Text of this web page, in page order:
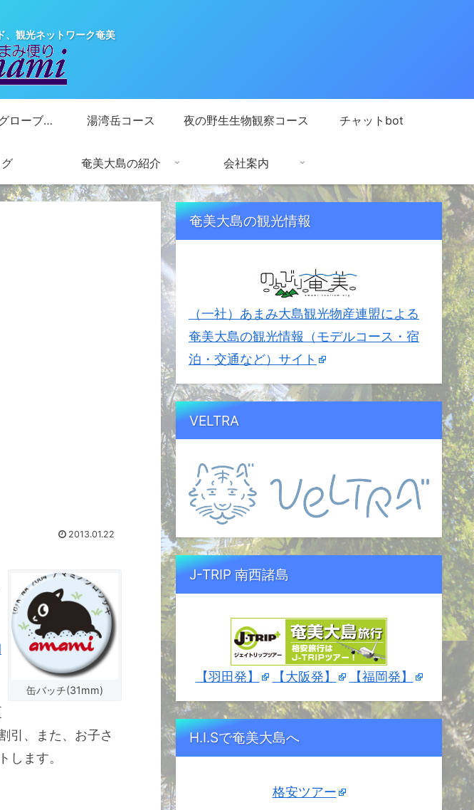
、観光ネットワーク奄美
金作原+マングローブカヌーコース 湯湾岳コース 夜の野生生物観察コース チャットbot
奄美大島の紹介 会社案内
2013.01.22
缶バッチ(31mm)
引、また、お子さ
します。
奄美大島の観光情報
（一社）あまみ大島観光物産連盟による
奄美大島の観光情報（モデルコース・宿
泊・交通など）サイト
VELTRA
J-TRIP 南西諸島
【羽田発】 【大阪発】 【福岡発】
H.I.Sで奄美大島へ
格安ツアー